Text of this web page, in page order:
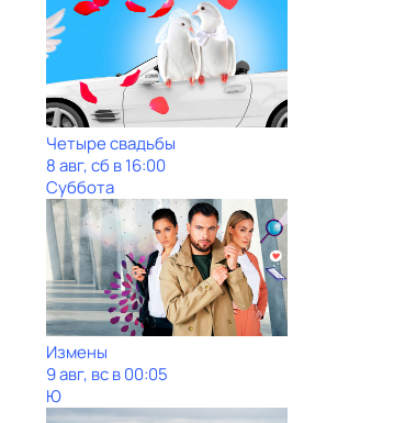
Четыре свадьбы
8 авг, сб в 16:00
Суббота
Измены
9 авг, вс в 00:05
Ю